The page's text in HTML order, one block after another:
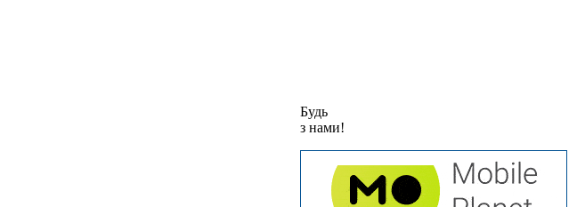
Будь
з нами!